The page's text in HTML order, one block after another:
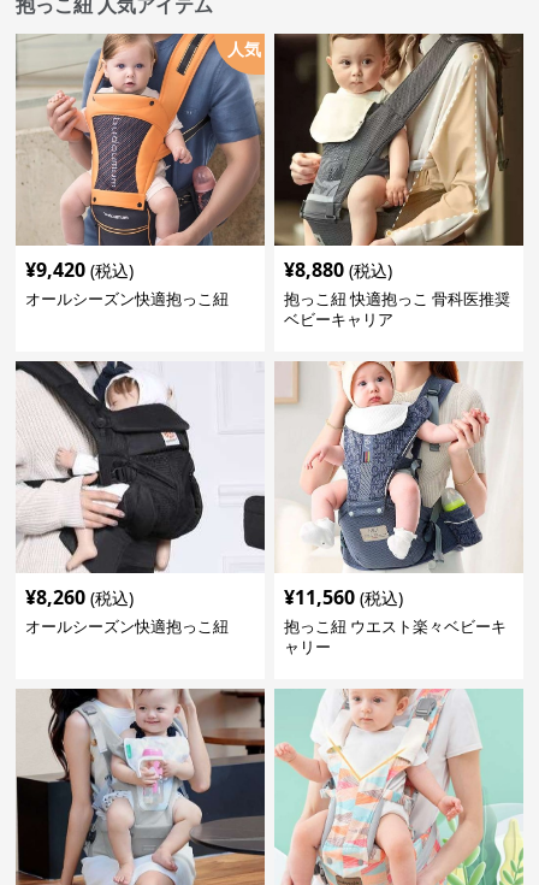
人気
¥9,420 (税込)
オールシーズン快適抱っこ紐
¥8,880 (税込)
抱っこ紐 快適抱っこ 骨科医推奨
ベビーキャリア
¥8,260 (税込)
オールシーズン快適抱っこ紐
¥11,560 (税込)
抱っこ紐 ウエスト楽々ベビーキ
ャリー